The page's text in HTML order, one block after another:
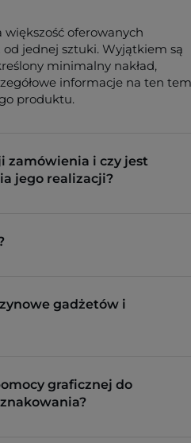
oferowanych
jednej sztuki. Wyjątkiem są
minimalny nakład,
informacje na ten
produktu.
zamówienia i czy jest
jego realizacji?
gadżetów i
graficznej do